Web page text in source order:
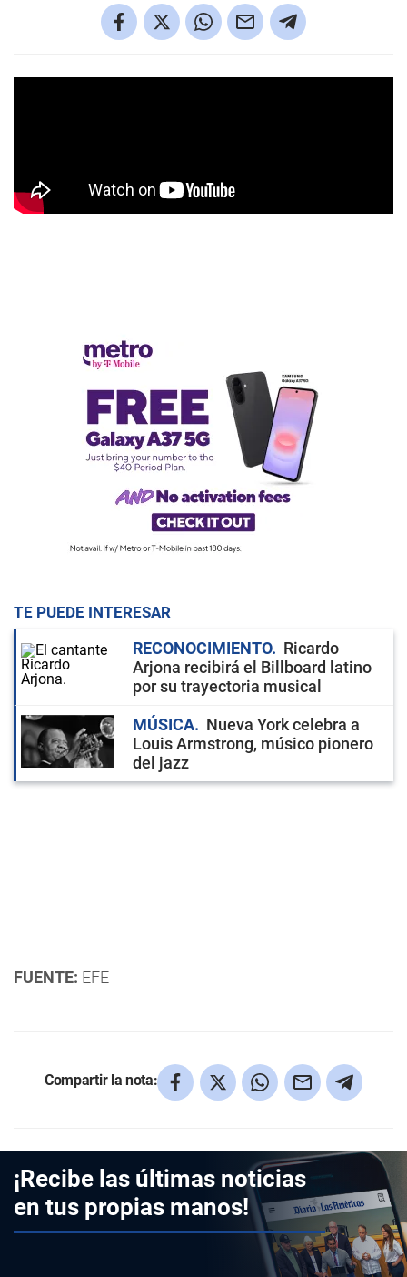
TE PUEDE INTERESAR
RECONOCIMIENTO
Ricardo
Arjona recibirá el Billboard latino
por su trayectoria musical
MÚSICA
Nueva York celebra a
Louis Armstrong, músico pionero
del jazz
FUENTE: EFE
Compartir la nota:
¡Recibe las últimas noticias
en tus propias manos!